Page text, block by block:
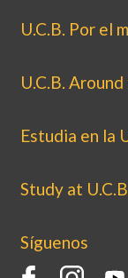
U.C.B. Por el
U.C.B.
Estudia en la
Study at U.C.B.
Síguenos